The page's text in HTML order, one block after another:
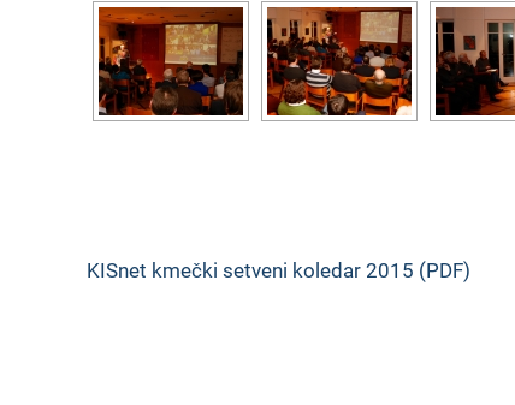
KISnet kmečki setveni koledar 2015 (PDF)